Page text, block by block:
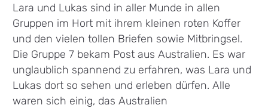
Lara und Lukas sind in aller Munde in allen
Gruppen im Hort mit ihrem kleinen roten Koffer
und den vielen tollen Briefen sowie Mitbringsel.
Die Gruppe 7 bekam Post aus Australien. Es war
unglaublich spannend zu erfahren, was Lara und
Lukas dort so sehen und erleben dürfen. Alle
waren sich einig, das Australien